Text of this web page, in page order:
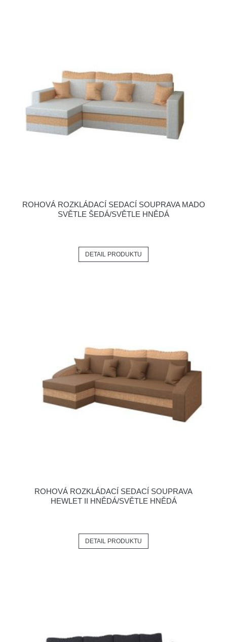
ROHOVÁ ROZKLÁDACÍ SEDACÍ SOUPRAVA MADO
SVĚTLE ŠEDÁ/SVĚTLE HNĚDÁ
DETAIL PRODUKTU
ROHOVÁ ROZKLÁDACÍ SEDACÍ SOUPRAVA
HEWLET II HNĚDÁ/SVĚTLE HNĚDÁ
DETAIL PRODUKTU